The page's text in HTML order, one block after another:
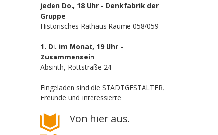
jeden Do., 18 Uhr - Denkfabrik der
Gruppe
Historisches Rathaus Räume 058/059
1. Di. im Monat, 19 Uhr -
Zusammensein
Absinth, Rottstraße 24
Eingeladen sind die STADTGESTALTER,
Freunde und Interessierte
Von hier aus.